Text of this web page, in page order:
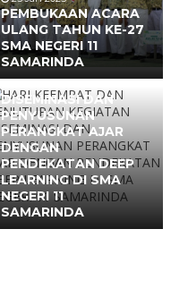
PEMBUKAAN ACARA
ULANG TAHUN KE-27
SMA NEGERI 11
SAMARINDA
31 Jul 2025
HARI KEEMPAT DAN
PENUTUPAN
KEGIATAN
DISEMINASI DAN
PENYUSUNAN
PERANGKAT AJAR
DENGAN
PENDEKATAN DEEP
LEARNING DI SMA
NEGERI 11
SAMARINDA